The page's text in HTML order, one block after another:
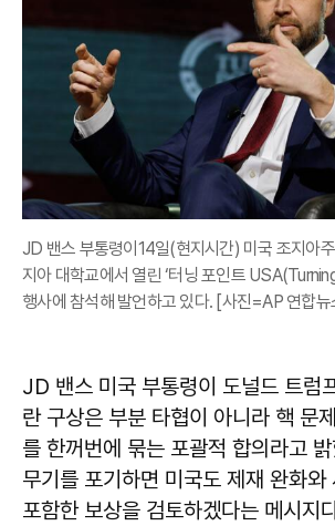
JD 밴스 부통령이14일(현지시간) 미국 조지아
지아 대학교에서 열린 ‘터닝 포인트
행사에 참석해 발언하고 있다. [사진=AP 연합뉴
JD 밴스 미국 부통령이 도널드 트럼
란 구상은 부분 타협이 아니라 핵 문
를 한꺼번에 묶는 포괄적 합의라고
무기를 포기하면 미국도 제재 완화와
포함한 보상을 검토하겠다는 메시지